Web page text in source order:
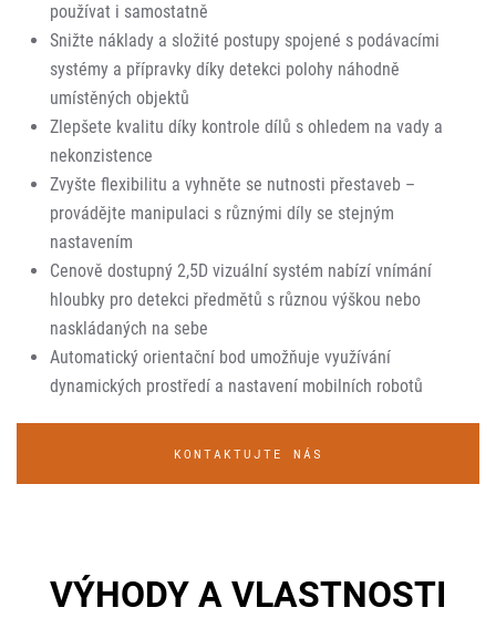
používat i samostatně
Snižte náklady a složité postupy spojené s podávacími
systémy a přípravky díky detekci polohy náhodně
umístěných objektů
Zlepšete kvalitu díky kontrole dílů s ohledem na vady a
nekonzistence
Zvyšte flexibilitu a vyhněte se nutnosti přestaveb –
provádějte manipulaci s různými díly se stejným
nastavením
Cenově dostupný 2,5D vizuální systém nabízí vnímání
hloubky pro detekci předmětů s různou výškou nebo
naskládaných na sebe
Automatický orientační bod umožňuje využívání
dynamických prostředí a nastavení mobilních robotů
KONTAKTUJTE NÁS
VÝHODY A VLASTNOSTI